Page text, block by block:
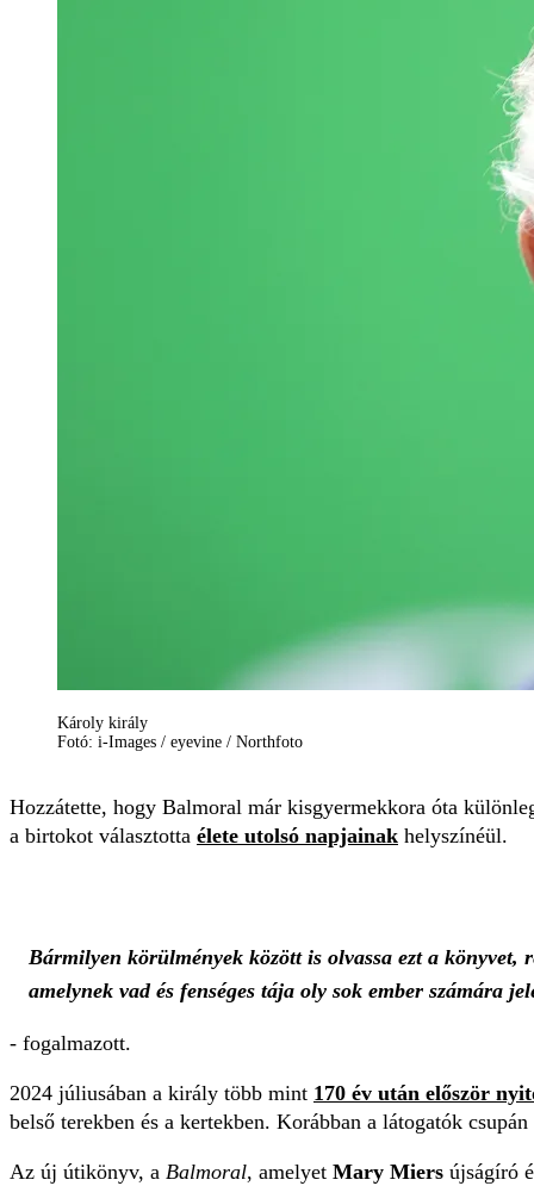
Károly király
Fotó: i-Images / eyevine / Northfoto
Hozzátette, hogy Balmoral már kisgyermekkora óta
a birtokot választotta élete utolsó napjainak helyszínéül.
Bármilyen körülmények között is olvassa ezt a könyvet,
amelynek vad és fenséges tája oly sok ember számára
- fogalmazott.
2024 júliusában a király több mint 170 év után először
belső terekben és a kertekben. Korábban a látogatók
Az új útikönyv, a Balmoral, amelyet Mary Miers újságíró